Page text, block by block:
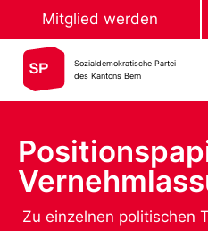
Mitglied werden
Sozialdemokratische Partei
des Kantons Bern
Zu einzelnen politischen